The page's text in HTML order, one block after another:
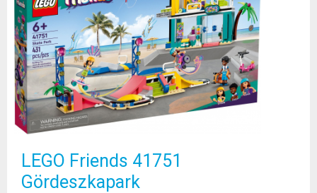
LEGO Friends 41751
Gördeszkapark